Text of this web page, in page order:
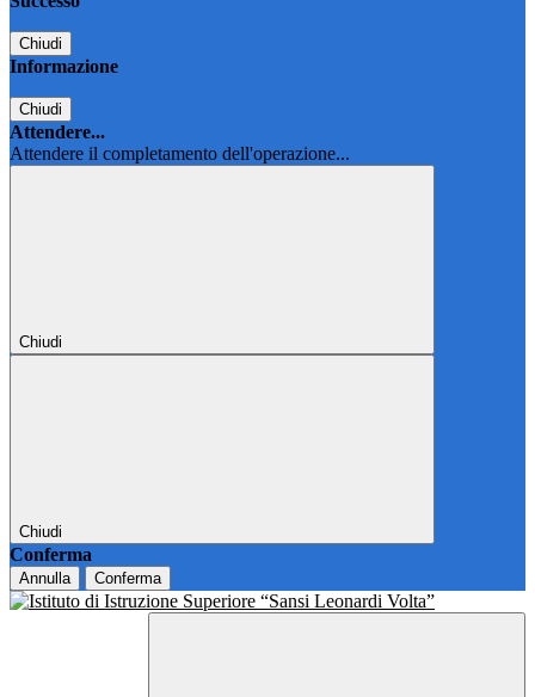
Chiudi
Informazione
Chiudi
Attendere...
Attendere il completamento dell'operazione...
Chiudi
Chiudi
Conferma
Annulla Conferma